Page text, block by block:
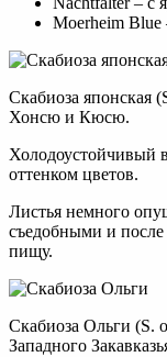
Moerheim
Скабиоза японская
Хонсю и Кюсю.
Холодоустойчивый
оттенком цветов.
Листья немного
съедобными и после
пищу.
Скабиоза Ольги (S.
Западного